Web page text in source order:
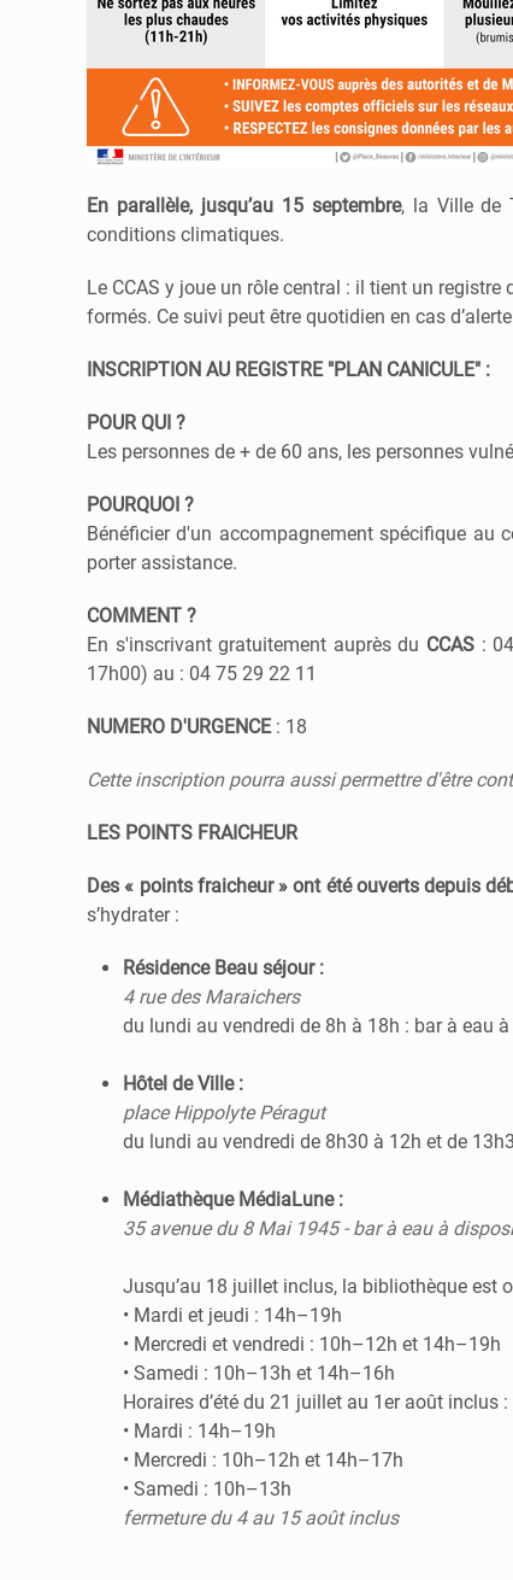
En parallèle, jusqu’au 15 septembre, la Ville de
conditions climatiques.
Le CCAS y joue un rôle central : il tient un
formés. Ce suivi peut être quotidien en cas
INSCRIPTION AU REGISTRE "PLAN CANICULE" :
POUR QUI ?
Les personnes de + de 60 ans, les personnes
POURQUOI ?
Bénéficier d'un accompagnement spécifique au
porter assistance.
COMMENT ?
En s'inscrivant gratuitement auprès du CCAS :
17h00) au : 04 75 29 22 11
NUMERO D'URGENCE: 18
Cette inscription pourra aussi permettre d'être
LES POINTS FRAICHEUR
Des « points fraicheur » ont été ouverts depuis
s’hydrater :
Résidence Beau séjour :
4 rue des Maraichers
du lundi au vendredi de 8h à 18h : bar à eau
Hôtel de Ville :
place Hippolyte Péragut
du lundi au vendredi de 8h30 à 12h et de
Médiathèque MédiaLune :
35 avenue du 8 Mai 1945 - bar à eau à
Jusqu’au 18 juillet inclus, la bibliothèque est
• Mardi et jeudi : 14h–19h
• Mercredi et vendredi : 10h–12h et 14h–19h
• Samedi : 10h–13h et 14h–16h
Horaires d’été du 21 juillet au 1er août inclus :
• Mardi : 14h–19h
• Mercredi : 10h–12h et 14h–17h
• Samedi : 10h–13h
fermeture du 4 au 15 août inclus